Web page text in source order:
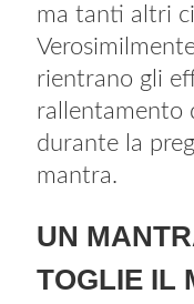
ma tanti altri
rientrano gli
rallentamento
durante la
mantra.
UN
TOGLIE IL